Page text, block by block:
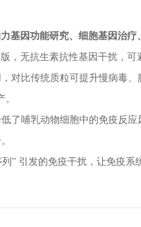
基因功能研究、细胞基因治疗
，无抗生素抗性基因干扰，
对比传统质粒可提升慢病毒
了哺乳动物细胞中的免疫反
” 引发的免疫干扰，让免疫